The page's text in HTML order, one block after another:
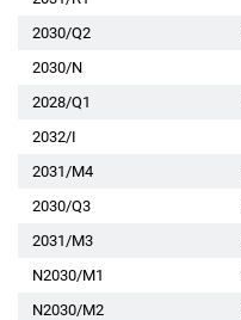
2030/Q2
2030/N
2028/Q1
2032/I
2031/M4
2030/Q3
2031/M3
N2030/M1
N2030/M2